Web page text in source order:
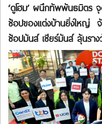
หมวดข่าว
เกี่ยวกับเรา
ติดต่อเรา
ร้องทุกข์
‘ดูโฮม’ ผนึกทัพพันธมิตร
ช้อปของแต่งบ้านยิ่งใหญ่ จั
ช้อปมันส์ เชียร์มันส์ ลุ้นรา